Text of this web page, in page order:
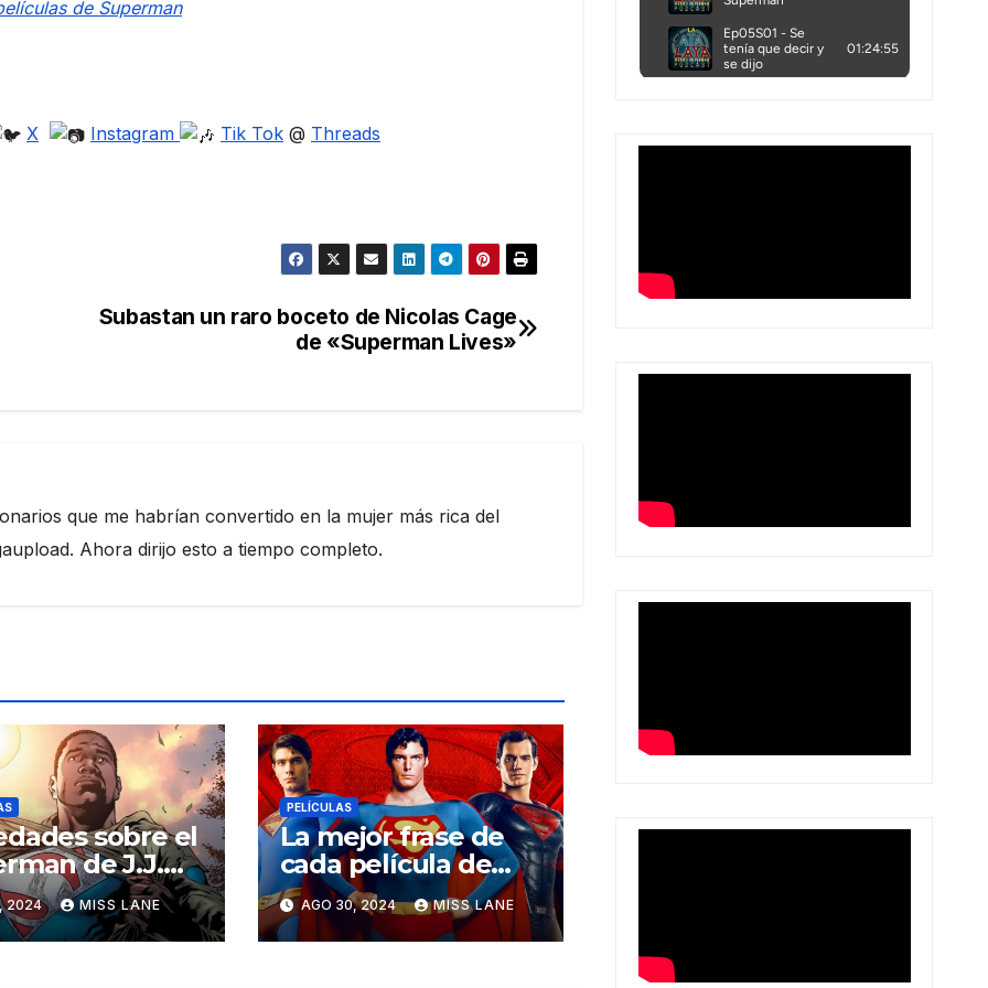
de Superman
X Instagram Tik Tok @ Threads
Subastan un raro boceto de Nicolas Cage
de «Superman Lives»
que me habrían convertido en la mujer más rica del
Ahora dirijo esto a tiempo completo.
sobre el
de J.J.
2024 MISS LANE
PELÍCULAS
La mejor frase de
cada película de
Superman
AGO 30, 2024 MISS LANE